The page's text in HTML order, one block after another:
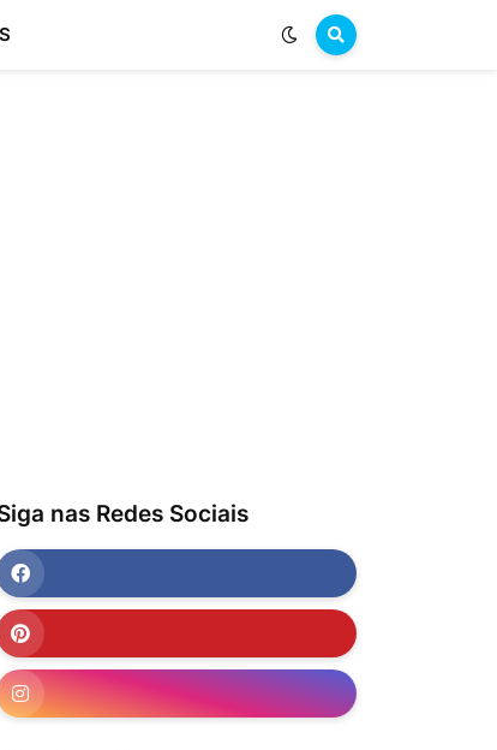
nas Redes Sociais